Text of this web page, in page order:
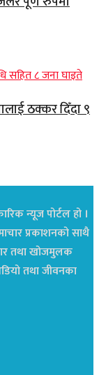
ठक्कर दिँदा ९
न्यूज पोर्टल हो ।
प्रकाशनको साथै
तथा खोजमुलक
तथा जीवनका